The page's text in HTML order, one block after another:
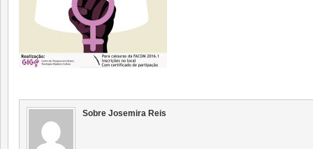
Sobre Josemira Reis